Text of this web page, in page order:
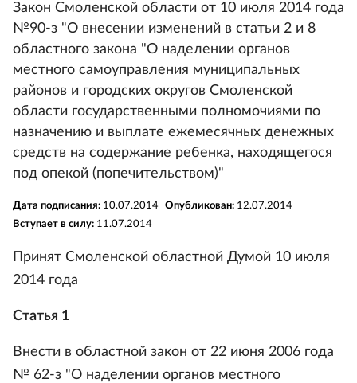
Закон Смоленской области от 10 июля 2014 года
№90-з "О внесении изменений в статьи 2 и 8
областного закона "О наделении органов
местного самоуправления муниципальных
районов и городских округов Смоленской
области государственными полномочиями по
назначению и выплате ежемесячных денежных
средств на содержание ребенка, находящегося
под опекой (попечительством)"
Дата подписания: 10.07.2014 Опубликован: 12.07.2014
Вступает в силу: 11.07.2014
Принят Смоленской областной Думой 10 июля
2014 года
Статья 1
Внести в областной закон от 22 июня 2006 года
№ 62-з "О наделении органов местного